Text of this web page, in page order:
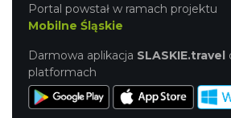
Portal powstał w ramach projektu
Mobilne Śląskie
Darmowa aplikacja SLASKIE.travel
platformach